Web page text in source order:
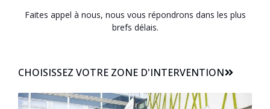
Faites appel à nous, nous vous répondrons dans les plus
brefs délais.
CHOISISSEZ VOTRE ZONE D'INTERVENTION